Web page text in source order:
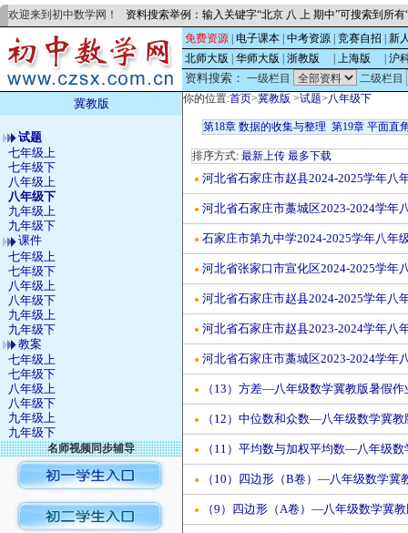
欢迎来到初中数学网！ 资料搜索举例：输入关键字“北京 八 上 期中”可搜索到所
免费资源 电子课本 中考资源 竞赛自招
新
北师大版
华师大版 浙教版 上海版 沪
资料搜索： 一级栏目 二级栏目
冀教版
试题
七年级上
七年级下
八年级上
八年级下
九年级上
九年级下
课件
七年级上
七年级下
八年级上
八年级下
九年级上
九年级下
教案
七年级上
七年级下
八年级上
八年级下
九年级上
九年级下
名师视频同步辅导
你的位置:首页>冀教版 >试题>八年级下
第18章 数据的收集与整理 第19章 平面直
排序方式: 最新上传 最多下载
● 河北省石家庄市赵县2024-2025学年八
● 河北省石家庄市藁城区2023-2024学年
● 石家庄市第九中学2024-2025学年八年
● 河北省张家口市宣化区2024-2025学年
● 河北省石家庄市赵县2024-2025学年八
● 河北省石家庄市赵县2023-2024学年八
● 河北省石家庄市藁城区2023-2024学年
● （13）方差—八年级数学冀教版暑假作
● （12）中位数和众数—八年级数学冀
● （11）平均数与加权平均数—八年级
● （10）四边形（B卷）—八年级数学冀
● （9）四边形（A卷）—八年级数学冀